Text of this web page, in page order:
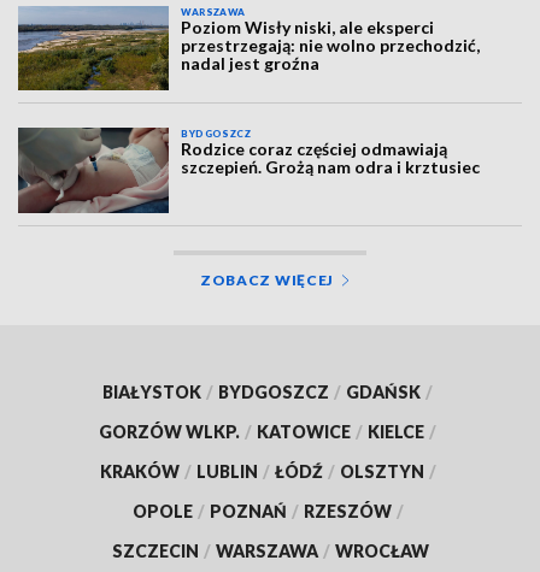
WARSZAWA
Poziom Wisły niski, ale eksperci
przestrzegają: nie wolno przechodzić,
nadal jest groźna
BYDGOSZCZ
Rodzice coraz częściej odmawiają
szczepień. Grożą nam odra i krztusiec
ZOBACZ WIĘCEJ
BIAŁYSTOK / BYDGOSZCZ / GDAŃSK /
GORZÓW WLKP. / KATOWICE / KIELCE /
KRAKÓW / LUBLIN / ŁÓDŹ / OLSZTYN /
OPOLE / POZNAŃ / RZESZÓW /
SZCZECIN / WARSZAWA / WROCŁAW